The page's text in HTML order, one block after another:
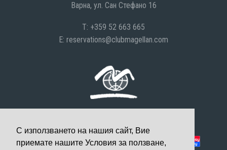
С използването на нашия сайт, Вие
приемате нашите Условия за ползване,
Варна, ул. Сан Стефано 16
T: +359 52 663 665
E: reservations@clubmagellan.com
Можете да платите с: